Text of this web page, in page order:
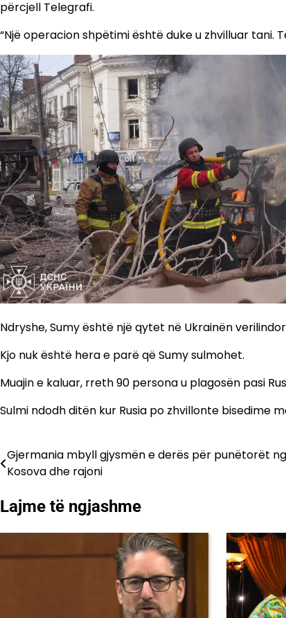
përcjell Telegrafi.
“Një operacion shpëtimi është duke u zhvilluar tani.
Ndryshe, Sumy është një qytet në Ukrainën
Kjo nuk është hera e parë që Sumy sulmohet.
Muajin e kaluar, rreth 90 persona u plagosën pasi
Sulmi ndodh ditën kur Rusia po zhvillonte bisedime
Lëvizje
postimet
Gjermania mbyll gjysmën e derës për punëtorët
Kosova dhe rajoni
Lajme të ngjashme